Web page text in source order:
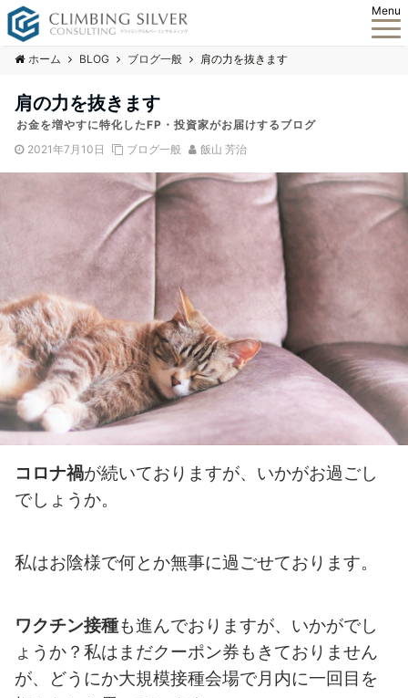
Menu
ホーム BLOG ブログ一般 肩の力を抜きます
肩の力を抜きます
お金を増やすに特化したFP・投資家がお届けするブログ
2021年7月10日
ブログ一般 飯山 芳治
コロナ禍が続いておりますが、いかがお過ごし
でしょうか。
私はお陰様で何とか無事に過ごせております。
ワクチン接種も進んでおりますが、いかがでし
ょうか？ 私はまだクーポン券もきておりません
が、どうにか大規模接種会場で月内に一回目を